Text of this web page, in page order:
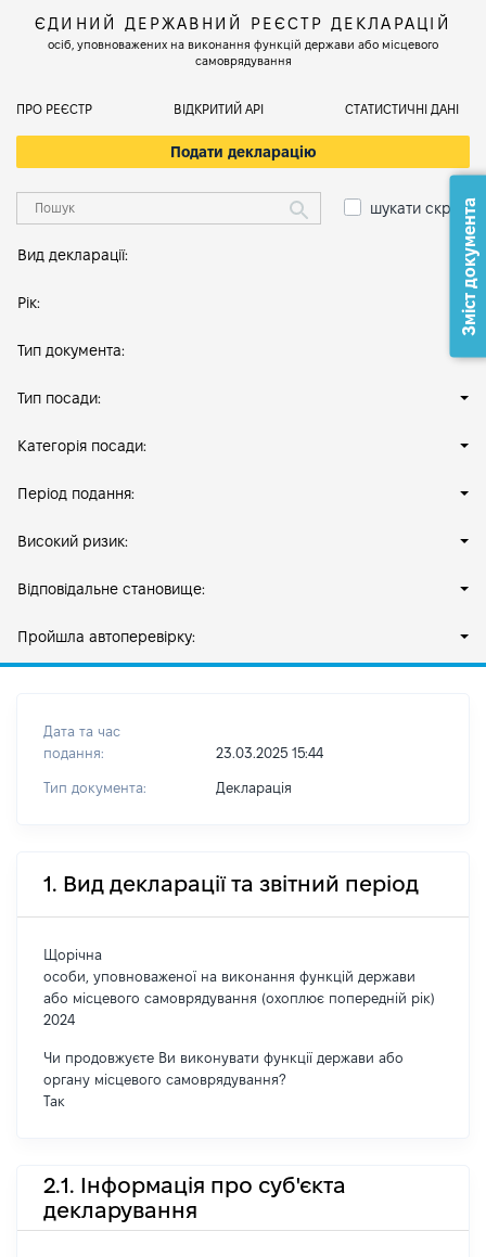
ЄДИНИЙ ДЕРЖАВНИЙ РЕЄСТР ДЕКЛАРАЦІЙ
осіб, уповноважених на виконання функцій держави або місцевого
самоврядування
ПРО РЕЄСТР ВІДКРИТИЙ АРІ СТАТИСТИЧНІ ДАНІ
Подати декларацію
шукати скрізь
Вид декларації:
Рік:
Тип документа:
Тип посади:
Категорія посади:
Період подання:
Високий ризик:
Відповідальне становище:
Пройшла автоперевірку:
Дата та час
подання:
23.03.2025 15:44
Тип документа: Декларація
1. Вид декларації та звітний період
Щорічна
особи, уповноваженої на виконання функцій держави
або місцевого самоврядування (охоплює попередній рік)
2024
Чи продовжуєте Ви виконувати функції держави або
органу місцевого самоврядування?
Так
2.1. Інформація про суб'єкта
декларування
Зміст документа